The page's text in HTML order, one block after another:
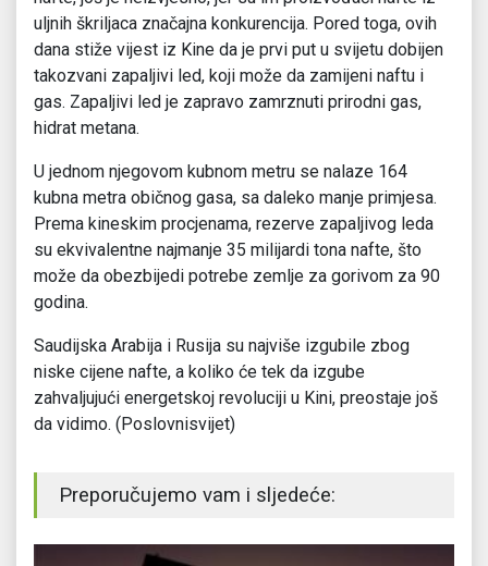
uljnih škriljaca značajna konkurencija. Pored toga, ovih
dana stiže vijest iz Kine da je prvi put u svijetu dobijen
takozvani zapaljivi led, koji može da zamijeni naftu i
gas. Zapaljivi led je zapravo zamrznuti prirodni gas,
hidrat metana.
U jednom njegovom kubnom metru se nalaze 164
kubna metra običnog gasa, sa daleko manje primjesa.
Prema kineskim procjenama, rezerve zapaljivog leda
su ekvivalentne najmanje 35 milijardi tona nafte, što
može da obezbijedi potrebe zemlje za gorivom za 90
godina.
Saudijska Arabija i Rusija su najviše izgubile zbog
niske cijene nafte, a koliko će tek da izgube
zahvaljujući energetskoj revoluciji u Kini, preostaje još
da vidimo. (Poslovnisvijet)
Preporučujemo vam i sljedeće: